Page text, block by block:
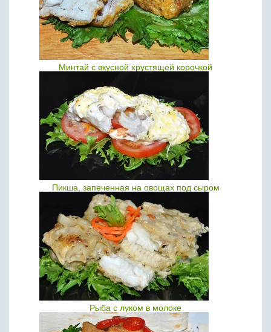
Минтай с вкусной хрустящей корочкой
Пикша, запеченная на овощах под сыром
Рыба с луком в молоке